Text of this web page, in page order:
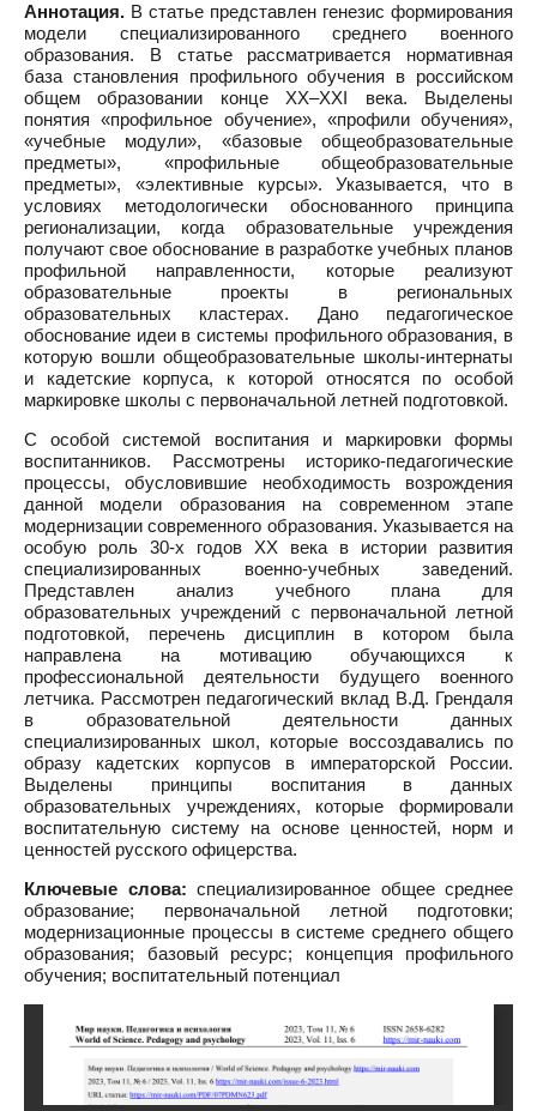
Аннотация. В статье представлен генезис формирования
модели специализированного среднего военного
образования. В статье рассматривается нормативная
база становления профильного обучения в российском
общем образовании конце ХХ–ХXI века. Выделены
понятия «профильное обучение», «профили обучения»,
«учебные модули», «базовые общеобразовательные
предметы», «профильные общеобразовательные
предметы», «элективные курсы». Указывается, что в
условиях методологически обоснованного принципа
регионализации, когда образовательные учреждения
получают свое обоснование в разработке учебных планов
профильной направленности, которые реализуют
образовательные проекты в региональных
образовательных кластерах. Дано педагогическое
обоснование идеи в системы профильного образования, в
которую вошли общеобразовательные школы-интернаты
и кадетские корпуса, к которой относятся по особой
маркировке школы с первоначальной летней подготовкой.
С особой системой воспитания и маркировки формы
воспитанников. Рассмотрены историко-педагогические
процессы, обусловившие необходимость возрождения
данной модели образования на современном этапе
модернизации современного образования. Указывается на
особую роль 30-х годов ХХ века в истории развития
специализированных военно-учебных заведений.
Представлен анализ учебного плана для
образовательных учреждений с первоначальной летной
подготовкой, перечень дисциплин в котором была
направлена на мотивацию обучающихся к
профессиональной деятельности будущего военного
летчика. Рассмотрен педагогический вклад В.Д. Грендаля
в образовательной деятельности данных
специализированных школ, которые воссоздавались по
образу кадетских корпусов в императорской России.
Выделены принципы воспитания в данных
образовательных учреждениях, которые формировали
воспитательную систему на основе ценностей, норм и
ценностей русского офицерства.
Ключевые слова: специализированное общее среднее
образование; первоначальной летной подготовки;
модернизационные процессы в системе среднего общего
образования; базовый ресурс; концепция профильного
обучения; воспитательный потенциал